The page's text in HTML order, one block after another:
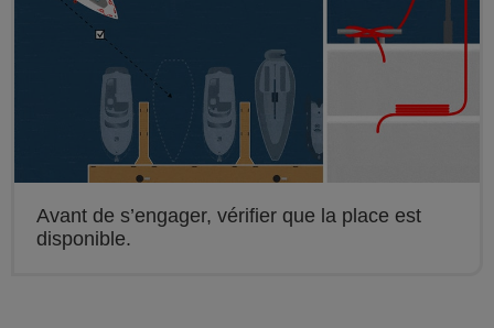
Avant de s’engager, vérifier que la place est
disponible.